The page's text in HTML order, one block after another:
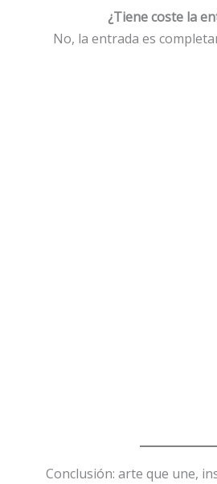
¿Tiene coste la
No, la entrada es
Conclusión: arte que une,